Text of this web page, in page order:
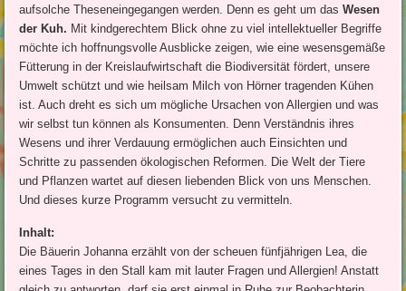
aufsolche Theseneingegangen werden. Denn es geht um dasWesen
der Kuh. Mit kindgerechtem Blick ohne zu viel intellektueller Begriffe
möchte ich hoffnungsvolle Ausblicke zeigen, wie eine wesensgemäße
Fütterung in der Kreislaufwirtschaft die Biodiversität fördert, unsere
Umwelt schützt und wie heilsam Milch von Hörner tragenden Kühen
ist. Auch dreht es sich um mögliche Ursachen von Allergien und was
wir selbst tun können als Konsumenten. Denn Verständnis ihres
Wesens und ihrer Verdauung ermöglichen auch Einsichten und
Schritte zu passenden ökologischen Reformen. Die Welt der Tiere
und Pflanzen wartet auf diesen liebenden Blick von uns Menschen.
Und dieses kurze Programm versucht zu vermitteln.
Inhalt:
Die Bäuerin Johanna erzählt von der scheuen fünfjährigen Lea, die
eines Tages in den Stall kam mit lauter Fragen und Allergien! Anstatt